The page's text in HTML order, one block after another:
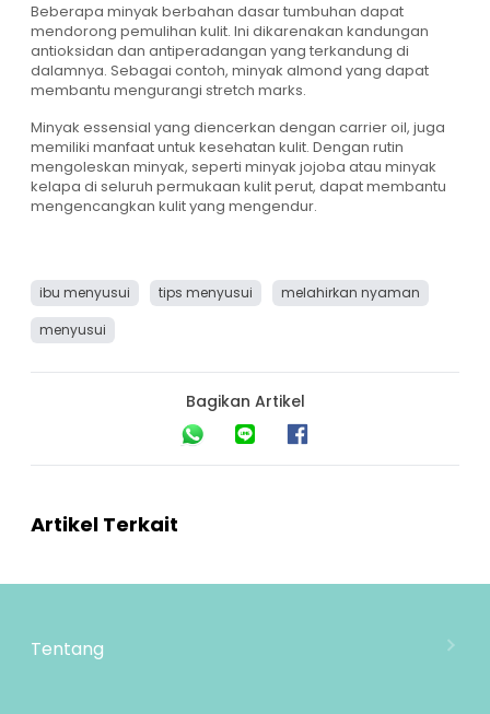
Beberapa minyak berbahan dasar tumbuhan dapat
mendorong pemulihan kulit. Ini dikarenakan kandungan
antioksidan dan antiperadangan yang terkandung di
dalamnya. Sebagai contoh, minyak almond yang dapat
membantu mengurangi stretch marks.
Minyak essensial yang diencerkan dengan carrier oil, juga
memiliki manfaat untuk kesehatan kulit. Dengan rutin
mengoleskan minyak, seperti minyak jojoba atau minyak
kelapa di seluruh permukaan kulit perut, dapat membantu
mengencangkan kulit yang mengendur.
ibu menyusui tips menyusui
melahirkan nyaman
menyusui
Bagikan Artikel
Artikel Terkait
Tentang